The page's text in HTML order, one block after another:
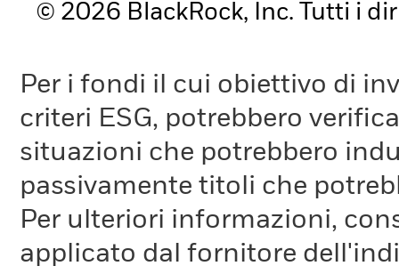
© 2026 BlackRock, Inc. Tutti i
Per i fondi il cui obiettivo di
criteri ESG, potrebbero
situazioni che potrebbero
passivamente titoli che
Per ulteriori informazioni,
applicato dal fornitore